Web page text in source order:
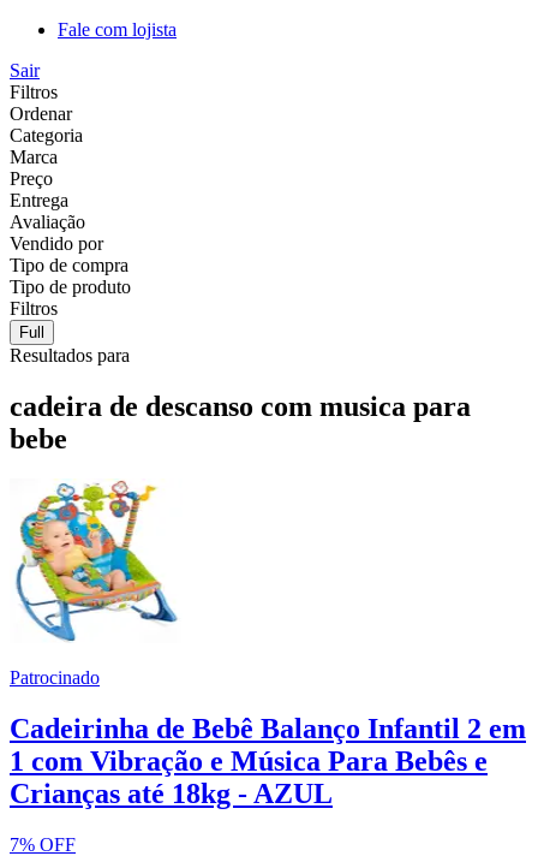
Fale com lojista
Sair
Filtros
Ordenar
Categoria
Marca
Preço
Entrega
Avaliação
Vendido por
Tipo de compra
Tipo de produto
Filtros
Full
Resultados para
cadeira de descanso com musica para
bebe
Patrocinado
Cadeirinha de Bebê Balanço Infantil 2 em
1 com Vibração e Música Para Bebês e
Crianças até 18kg - AZUL
7% OFF